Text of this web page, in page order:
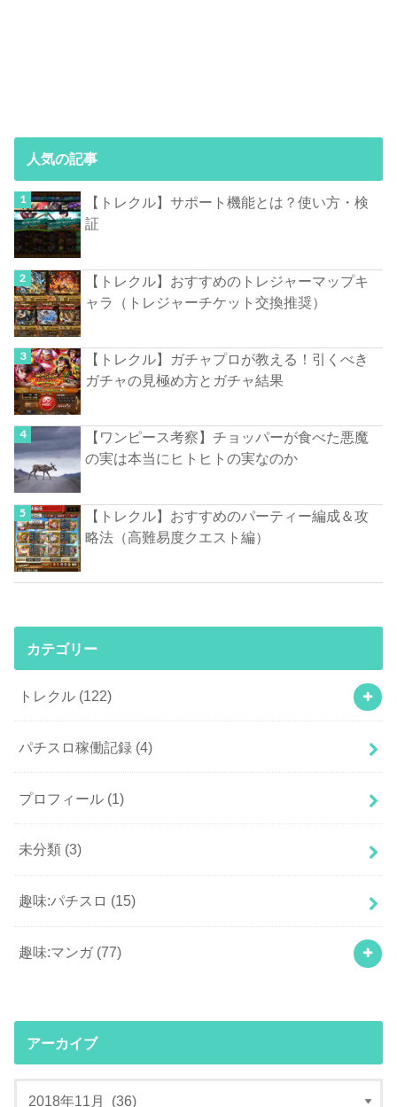
人気の記事
【トレクル】サポート機能とは？使い方・検
証
【トレクル】おすすめのトレジャーマップキ
ャラ（トレジャーチケット交換推奨）
【トレクル】ガチャプロが教える！引くべき
ガチャの見極め方とガチャ結果
【ワンピース考察】チョッパーが食べた悪魔
の実は本当にヒトヒトの実なのか
【トレクル】おすすめのパーティー編成＆攻
略法（高難易度クエスト編）
カテゴリー
トレクル (122)
パチスロ稼働記録 (4)
プロフィール (1)
未分類 (3)
趣味:パチスロ (15)
趣味:マンガ (77)
アーカイブ